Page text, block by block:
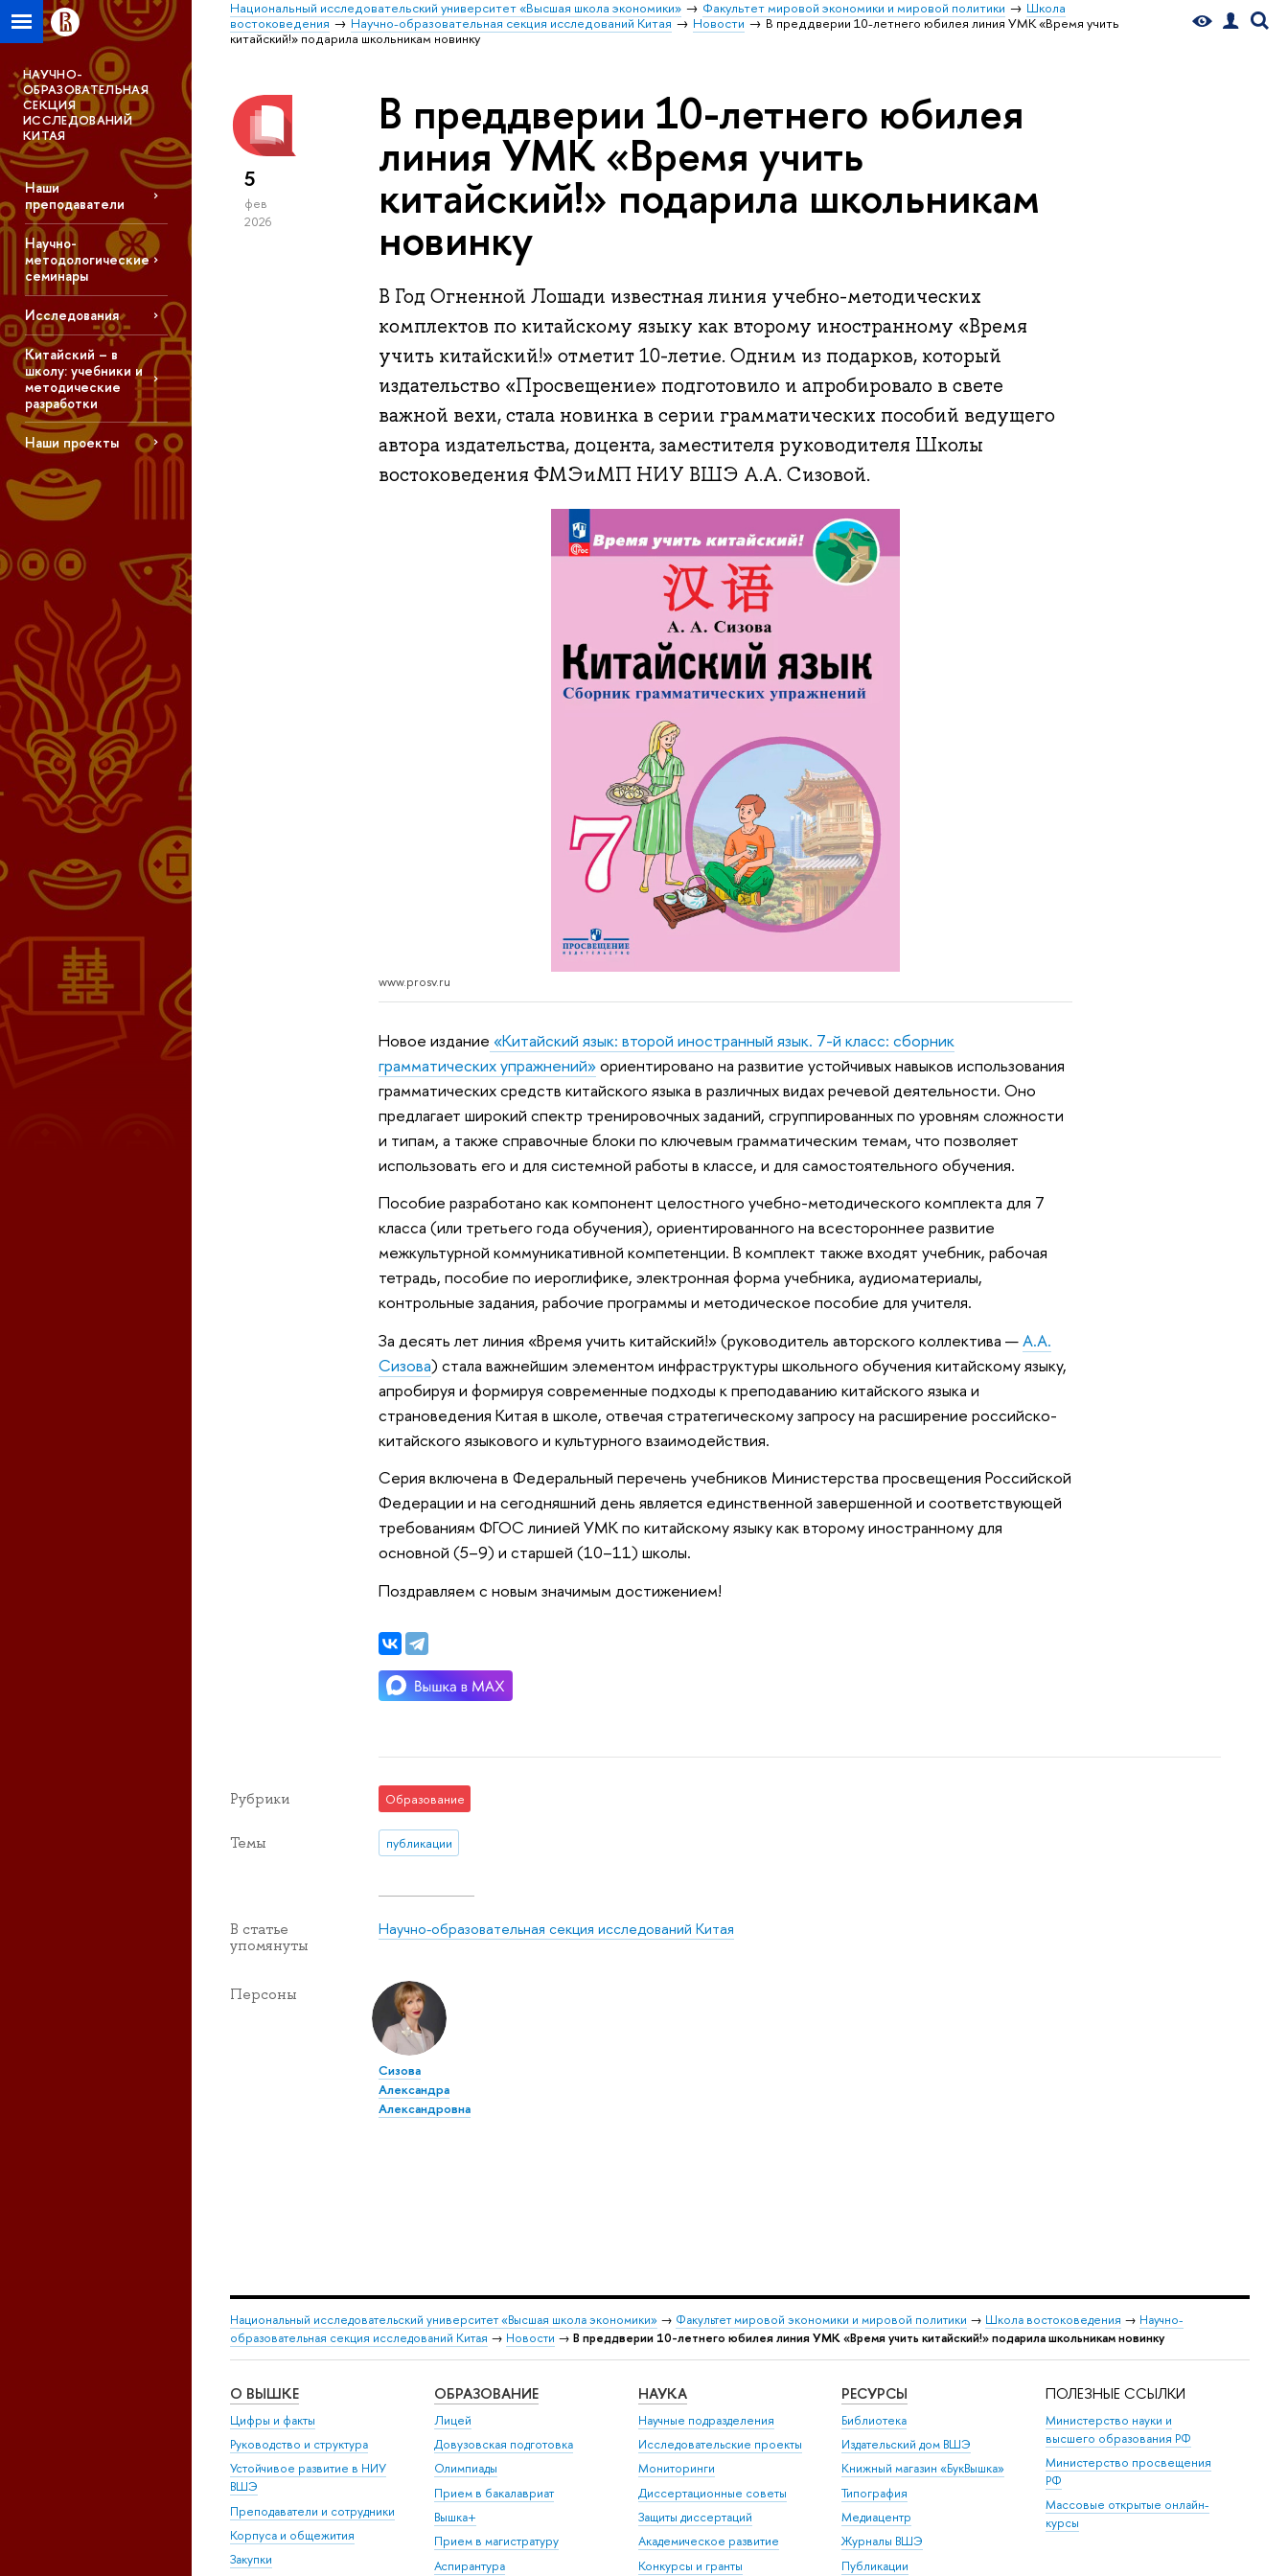
Национальный исследовательский университет «Высшая школа экономики» Факультет мировой экономики и мировой политики
Школа
востоковедения
Научно-образовательная секция исследований Китая Новости
В преддверии 10-летнего юбилея линия УМК «Время учить
китайский!» подарила школьникам новинку
НАУЧНО-
ОБРАЗОВАТЕЛЬНАЯ
СЕКЦИЯ
ИССЛЕДОВАНИЙ
КИТАЯ
Наши
преподаватели
Научно-
методологические
семинары
Исследования
Китайский – в
школу: учебники и
методические
разработки
Наши проекты
5
фев
2026
В преддверии 10-летнего юбилея
линия УМК «Время учить
китайский!» подарила школьникам
новинку
В Год Огненной Лошади известная линия учебно-методических
комплектов по китайскому языку как второму иностранному «Время
учить китайский!» отметит 10-летие. Одним из подарков, который
издательство «Просвещение» подготовило и апробировало в свете
важной вехи, стала новинка в серии грамматических пособий ведущего
автора издательства, доцента, заместителя руководителя Школы
востоковедения ФМЭиМП НИУ ВШЭ А.А. Сизовой.
www.prosv.ru
Новое издание «Китайский язык: второй иностранный язык. 7-й класс: сборник
грамматических упражнений»ориентировано на развитие устойчивых навыков использования
грамматических средств китайского языка в различных видах речевой деятельности. Оно
предлагает широкий спектр тренировочных заданий, сгруппированных по уровням сложности
и типам, а также справочные блоки по ключевым грамматическим темам, что позволяет
использовать его и для системной работы в классе, и для самостоятельного обучения.
Пособие разработано как компонент целостного учебно-методического комплекта для 7
класса (или третьего года обучения), ориентированного на всестороннее развитие
межкультурной коммуникативной компетенции. В комплект также входят учебник, рабочая
тетрадь, пособие по иероглифике, электронная форма учебника, аудиоматериалы,
контрольные задания, рабочие программы и методическое пособие для учителя.
За десять лет линия «Время учить китайский!» (руководитель авторского коллектива —А.А.
Сизова) стала важнейшим элементом инфраструктуры школьного обучения китайскому языку,
апробируя и формируя современные подходы к преподаванию китайского языка и
страноведения Китая в школе, отвечая стратегическому запросу на расширение российско-
китайского языкового и культурного взаимодействия.
Серия включена в Федеральный перечень учебников Министерства просвещения Российской
Федерации и на сегодняшний день является единственной завершенной и соответствующей
требованиям ФГОС линией УМК по китайскому языку как второму иностранному для
основной (5–9) и старшей (10–11) школы.
Поздравляем с новым значимым достижением!
Рубрики Образование
Темы публикации
В статье
упомянуты
Научно-образовательная секция исследований Китая
Персоны
Сизова
Александра
Александровна
Национальный исследовательский университет «Высшая школа экономики» → Факультет мировой экономики и мировой политики → Школа востоковедения → Научно-
образовательная секция исследований Китая → Новости → В преддверии 10-летнего юбилея линия УМК «Время учить китайский!» подарила школьникам новинку
О ВЫШКЕ
Цифры и факты
Руководство и структура
Устойчивое развитие в НИУ
ВШЭ
Преподаватели и сотрудники
Корпуса и общежития
Закупки
ОБРАЗОВАНИЕ
Лицей
Довузовская подготовка
Олимпиады
Прием в бакалавриат
Вышка+
Прием в магистратуру
Аспирантура
НАУКА
Научные подразделения
Исследовательские проекты
Мониторинги
Диссертационные советы
Защиты диссертаций
Академическое развитие
Конкурсы и гранты
РЕСУРСЫ
Библиотека
Издательский дом ВШЭ
Книжный магазин «БукВышка»
Типография
Медиацентр
Журналы ВШЭ
Публикации
ПОЛЕЗНЫЕ ССЫЛКИ
Министерство науки и
высшего образования РФ
Министерство просвещения
РФ
Массовые открытые онлайн-
курсы